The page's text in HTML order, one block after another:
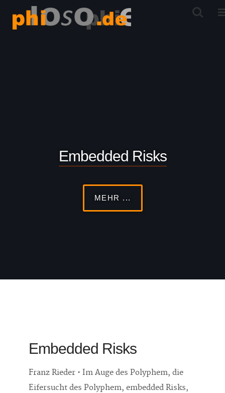
Embedded Risks
MEHR ...
Embedded Risks
Franz Rieder • Im Auge des Polyphem, die
Eifersucht des Polyphem, embedded Risks,